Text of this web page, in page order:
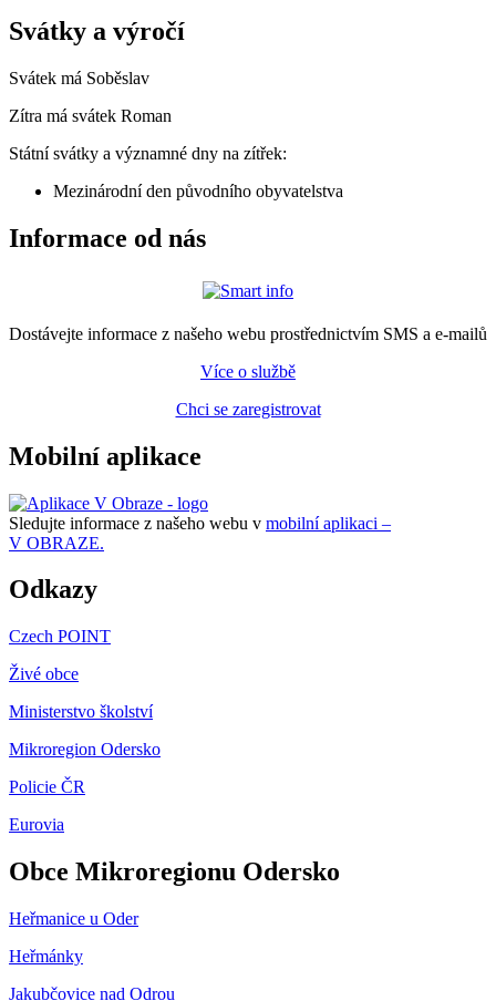
Svátky a výročí
Svátek má Soběslav
Zítra má svátek Roman
Státní svátky a významné dny na zítřek:
Mezinárodní den původního obyvatelstva
Informace od nás
Dostávejte informace z našeho webu prostřednictvím SMS a e-mailů
Více o službě
Chci se zaregistrovat
Mobilní aplikace
Sledujte informace z našeho webu v mobilní aplikaci –
V OBRAZE.
Odkazy
Czech POINT
Živé obce
Ministerstvo školství
Mikroregion Odersko
Policie ČR
Eurovia
Obce Mikroregionu Odersko
Heřmanice u Oder
Heřmánky
Jakubčovice nad Odrou